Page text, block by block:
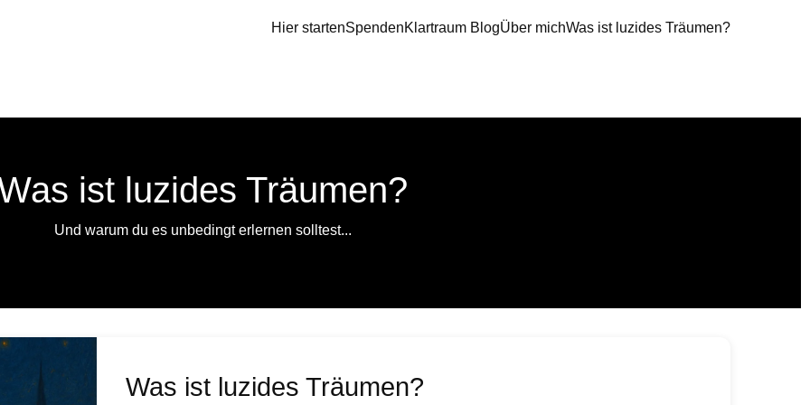
Hier startenSpendenKlartraum BlogÜber michWas ist luzides Träumen?
ist luzides Träumen?
Und warum du es unbedingt erlernen solltest...
Was ist luzides Träumen?